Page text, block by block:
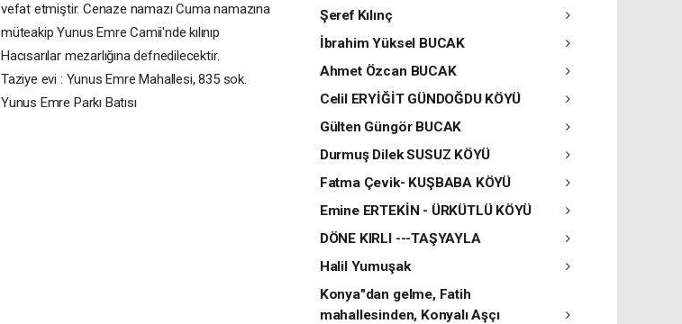
vefat etmiştir. Cenaze namazı Cuma namazına
müteakip Yunus Emre Camii'nde kılınıp
Hacısarılar mezarlığına defnedilecektir.
Taziye evi : Yunus Emre Mahallesi, 835 sok.
Yunus Emre Parkı Batısı
Şeref Kılınç
İbrahim Yüksel BUCAK
Ahmet Özcan BUCAK
Celil ERYİĞİT GÜNDOĞDU KÖYÜ
Gülten Güngör BUCAK
Durmuş Dilek SUSUZ KÖYÜ
Fatma Çevik- KUŞBABA KÖYÜ
Emine ERTEKİN - ÜRKÜTLÜ KÖYÜ
DÖNE KIRLI ---TAŞYAYLA
Halil Yumuşak
Konya"dan gelme, Fatih
mahallesinden, Konyalı Aşçı